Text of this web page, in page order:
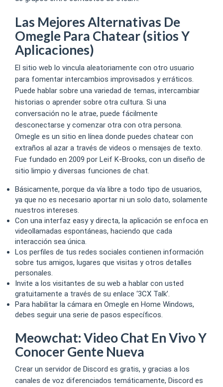
Las Mejores Alternativas De
Omegle Para Chatear (sitios Y
Aplicaciones)
El sitio web lo vincula aleatoriamente con otro usuario
para fomentar intercambios improvisados ​​y erráticos.
Puede hablar sobre una variedad de temas, intercambiar
historias o aprender sobre otra cultura. Si una
conversación no le atrae, puede fácilmente
desconectarse y comenzar otra con otra persona.
Omegle es un sitio en línea donde puedes chatear con
extraños al azar a través de videos o mensajes de texto.
Fue fundado en 2009 por Leif K-Brooks, con un diseño de
sitio limpio y diversas funciones de chat.
Básicamente, porque da vía libre a todo tipo de usuarios,
ya que no es necesario aportar ni un solo dato, solamente
nuestros intereses.
Con una interfaz easy y directa, la aplicación se enfoca en
videollamadas espontáneas, haciendo que cada
interacción sea única.
Los perfiles de tus redes sociales contienen información
sobre tus amigos, lugares que visitas y otros detalles
personales.
Invite a los visitantes de su web a hablar con usted
gratuitamente a través de su enlace ‘3CX Talk’.
Para habilitar la cámara en Omegle en Home Windows,
debes seguir una serie de pasos específicos.
Meowchat: Video Chat En Vivo Y
Conocer Gente Nueva
Crear un servidor de Discord es gratis, y gracias a los
canales de voz diferenciados temáticamente, Discord es